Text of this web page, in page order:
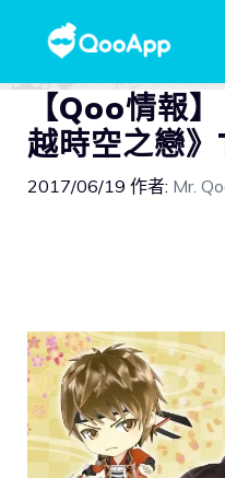
【Qoo情報
越時空之戀
2017/06/19 作者: Mr.